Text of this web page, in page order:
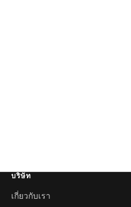
บริษัท
เกี่ยวกับเรา